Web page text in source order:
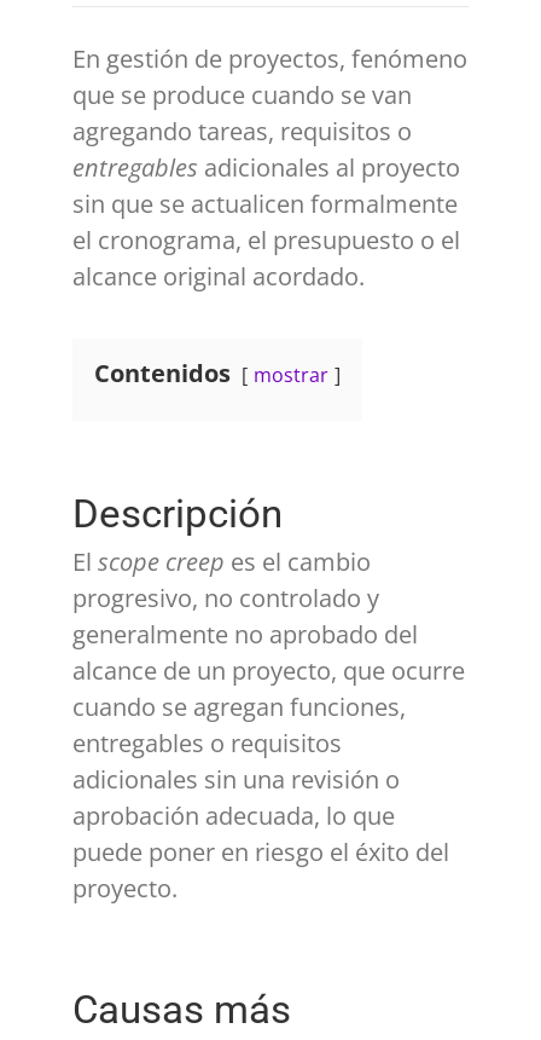
En gestión de proyectos, fenómeno
que se produce cuando se van
agregando tareas, requisitos o
entregables adicionales al proyecto
sin que se actualicen formalmente
el cronograma, el presupuesto o el
alcance original acordado.
Contenidos mostrar
Descripción
El scope creep es el cambio
progresivo, no controlado y
generalmente no aprobado del
alcance de un proyecto, que ocurre
cuando se agregan funciones,
entregables o requisitos
adicionales sin una revisión o
aprobación adecuada, lo que
puede poner en riesgo el éxito del
proyecto.
Causas más